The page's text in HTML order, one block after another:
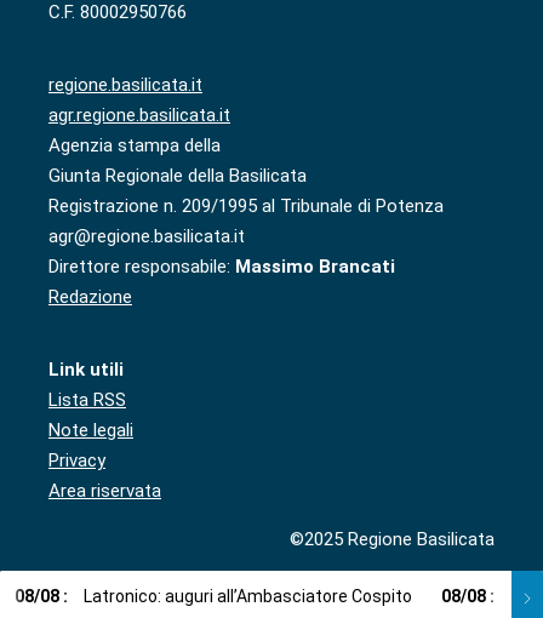
C.F. 80002950766
regione.basilicata.it
agr.regione.basilicata.it
Agenzia stampa della
Giunta Regionale della Basilicata
Registrazione n. 209/1995 al Tribunale di Potenza
agr@regione.basilicata.it
Direttore responsabile: Massimo Brancati
Redazione
Link utili
Lista RSS
Note legali
Privacy
Area riservata
©2025 Regione Basilicata
08/08 : Latronico: auguri all’Ambasciatore Cospito 08/08 :